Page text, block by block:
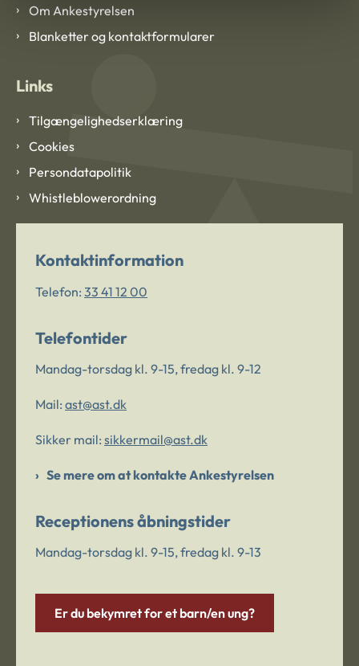
Om Ankestyrelsen
Blanketter og kontaktformularer
Links
Tilgængelighedserklæring
Cookies
Persondatapolitik
Whistleblowerordning
Kontaktinformation
Telefon: 33 41 12 00
Telefontider
Mandag-torsdag kl. 9-15, fredag kl. 9-12
Mail: ast@ast.dk
Sikker mail: sikkermail@ast.dk
Se mere om at kontakte Ankestyrelsen
Receptionens åbningstider
Mandag-torsdag kl. 9-15, fredag kl. 9-13
Er du bekymret for et barn/en ung?